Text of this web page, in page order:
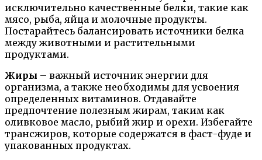
исключительно качественные белки, такие как
мясо, рыба, яйца и молочные продукты.
Постарайтесь балансировать источники белка
между животными и растительными
продуктами.
Жиры – важный источник энергии для
организма, а также необходимы для усвоения
определенных витаминов. Отдавайте
предпочтение полезным жирам, таким как
оливковое масло, рыбий жир и орехи. Избегайте
трансжиров, которые содержатся в фаст-фуде и
упакованных продуктах.